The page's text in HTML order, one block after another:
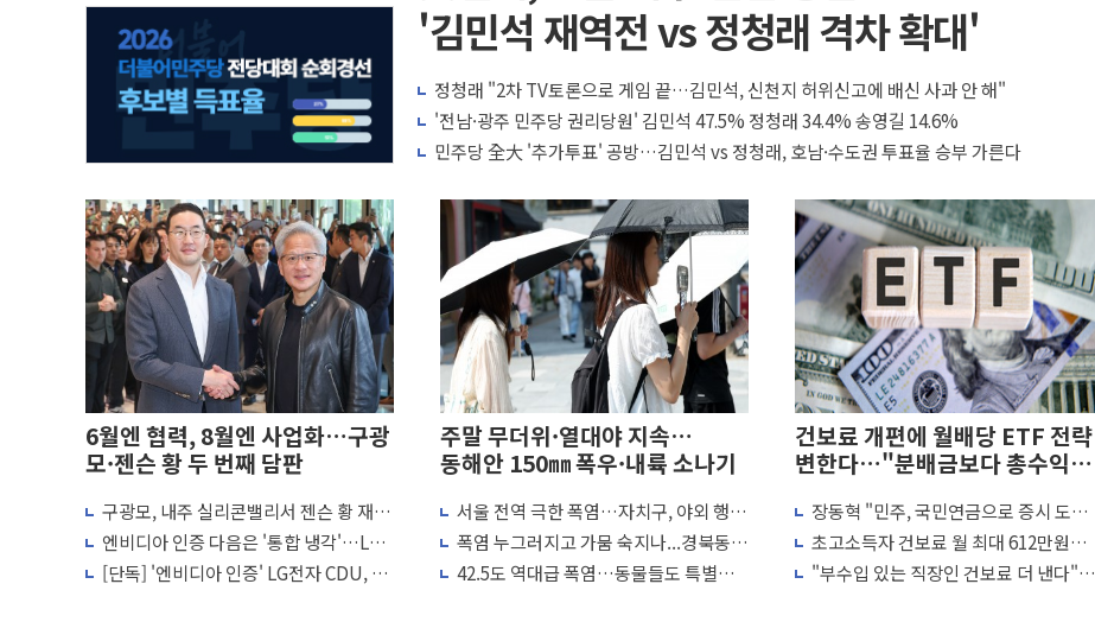
'김민석 재역전 vs 정청래 격차 확대'
정청래 "2차 TV토론으로 게임 끝…김민석, 신천지 허위신고에 배신 사과 안 해"
'전남·광주 민주당 권리당원' 김민석 47.5% 정청래 34.4% 송영길 14.6%
민주당 全大 '추가투표' 공방…김민석 vs 정청래, 호남·수도권 투표율 승부 가른다
6월엔 협력, 8월엔 사업화…구광
모·젠슨 황 두 번째 담판
구광모, 내주 실리콘밸리서 젠슨 황 재
회…로봇·AI 데이터센터·모빌리티 구체
화
엔비디아 인증 다음은 '통합 냉각'…LG,
CDU 넘어 칠러까지 묶는다
[단독] '엔비디아 인증' LG전자 CDU, 美
주말 무더위·열대야 지속…
동해안 150㎜ 폭우·내륙 소나기
서울 전역 극한 폭염…자치구, 야외 행사
조정·물청소 운영 확대
폭염 누그러지고 가뭄 숙지나...경북동해
안권 8~9일 최대 100mm 호우
42.5도 역대급 폭염…동물들도 특별식
건보료 개편에 월배당 ETF 전략
변한다…"분배금보다 총수익
장동혁 "민주, 국민연금으로 증시 도박
판 만들더니 아예 카지노 차릴 판"
초고소득자 건보료 월 최대 612만원으
로...하한도 상향
"부수입 있는 직장인 건보료 더 낸다"…
동해중부 전 해상 풍랑주의보…10일까지 최대 3.5m 높은 물결
연일 폭염에 온열질환 사망 23명…정부, 비상대응기구 가동
中 전방위 아파트 부양, 수도 베이징도 부동산 규제 철폐